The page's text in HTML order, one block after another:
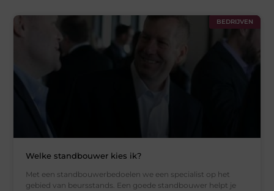
BEDRIJVEN
Welke standbouwer kies ik?
Met een standbouwerbedoelen we een specialist op het
gebied van beursstands. Een goede standbouwer helpt je